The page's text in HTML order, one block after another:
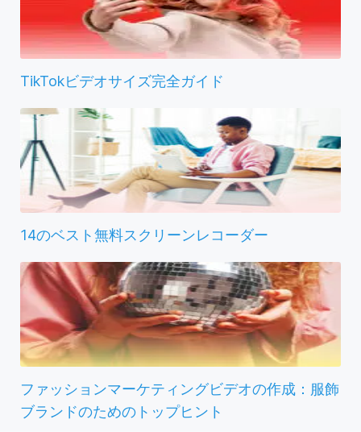
TikTokビデオサイズ完全ガイド
14のベスト無料スクリーンレコーダー
ファッションマーケティングビデオの作成：服飾
ブランドのためのトップヒント